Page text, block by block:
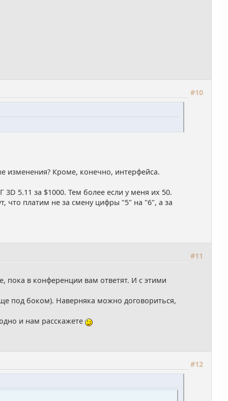
#10
изменения? Кроме, конечно, интерфейса.
5.11 за $1000. Тем более если у меня их 50.
что платим не за смену цифры "5" на "6", а за
#11
пока в конференции вам ответят. И с этими
под боком). Наверняка можно договориться,
и нам расскажете
#12